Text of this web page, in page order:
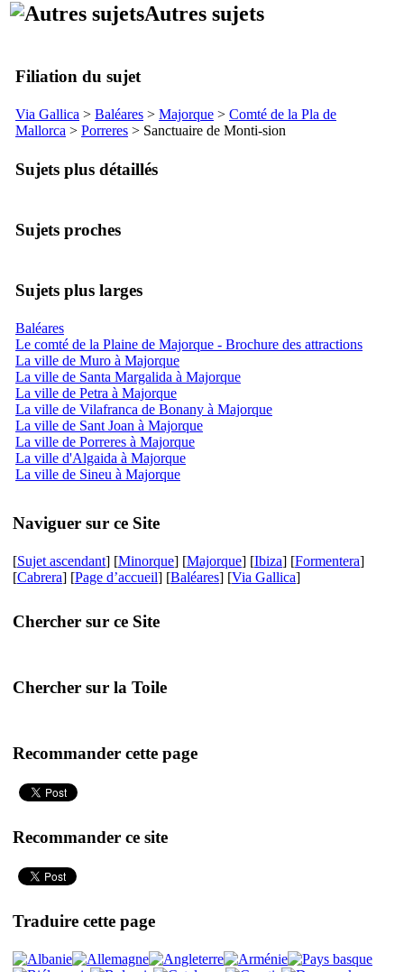
Autres sujets
Filiation du sujet
Via Gallica > Baléares > Majorque > Comté de la Pla de
Mallorca > Porreres > Sanctuaire de Monti-sion
Sujets plus détaillés
Sujets proches
Sujets plus larges
Baléares
Le comté de la Plaine de Majorque - Brochure des attractions
La ville de Muro à Majorque
La ville de Santa Margalida à Majorque
La ville de Petra à Majorque
La ville de Vilafranca de Bonany à Majorque
La ville de Sant Joan à Majorque
La ville de Porreres à Majorque
La ville d'Algaida à Majorque
La ville de Sineu à Majorque
Naviguer sur ce Site
[Sujet ascendant] [Minorque] [Majorque] [Ibiza] [Formentera]
[Cabrera] [Page d’accueil] [Baléares] [Via Gallica]
Chercher sur ce Site
Chercher sur la Toile
Recommander cette page
Recommander ce site
Traduire cette page